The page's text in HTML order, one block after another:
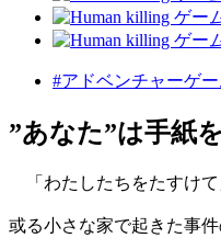
#アドベンチャーゲー
”あなた”は手紙
「わたしたちをたすけて
或る小さな家で起きた事件